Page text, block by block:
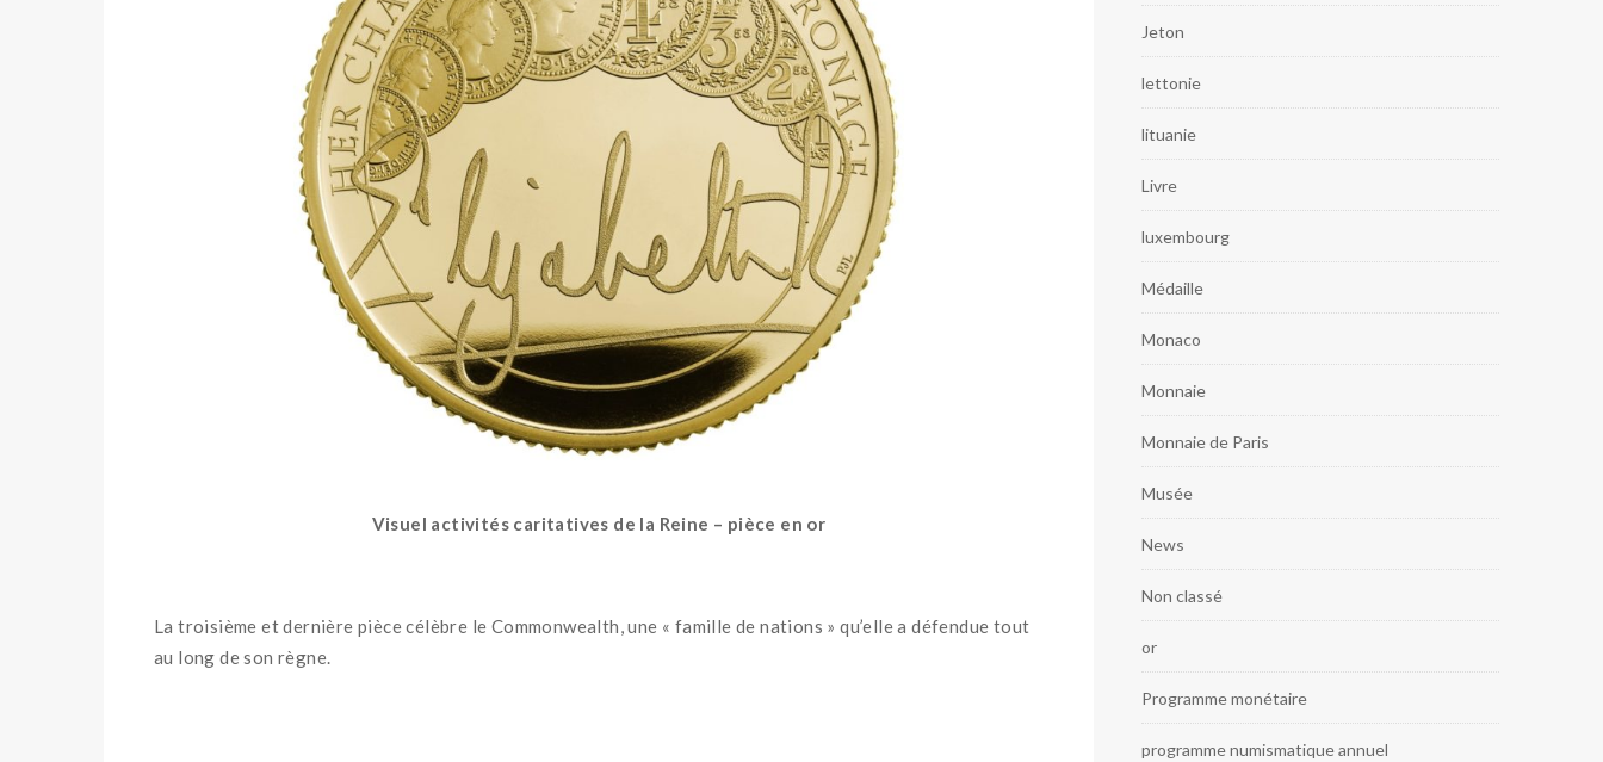
Visuel activités caritatives de la Reine – pièce en or
La troisième et dernière pièce célèbre le Commonwealth, une « famille de nations » qu’elle a défendue tout
au long de son règne.
Jeton
lettonie
lituanie
Livre
luxembourg
Médaille
Monaco
Monnaie
Monnaie de Paris
Musée
News
Non classé
or
Programme monétaire
programme numismatique annuel